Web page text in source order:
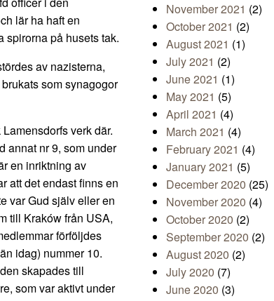
lär ha haft en
spirorna på husets tak.
av nazisterna,
som synagogor
verk där.
annat nr 9, som under
en inriktning av
att det endast finns en
var Gud själv eller en
till Kraków från USA,
förföljdes
idag) nummer 10.
skapades till
som var aktivt under
November 2021 (2)
October 2021 (2)
August 2021 (1)
July 2021 (2)
June 2021 (1)
May 2021 (5)
April 2021 (4)
March 2021 (4)
February 2021 (4)
January 2021 (5)
December 2020 (25)
November 2020 (4)
October 2020 (2)
September 2020 (2)
August 2020 (2)
July 2020 (7)
June 2020 (3)